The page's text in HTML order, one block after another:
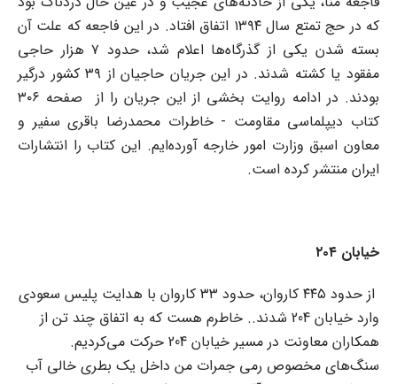
که در حج تمتع سال ۱۳۹۴ اتفاق افتاد. در این فاجعه که علت آن
بسته شدن یکی از گذرگاه‌ها اعلام شد، حدود ۷ هزار حاجی
مفقود یا کشته شدند. در این جریان حاجیان از ۳۹ کشور درگیر
بودند. در ادامه روایت بخشی از این جریان را از صفحه ۳۰۶
کتاب دیپلماسی مقاومت - خاطرات محمدرضا باقری سفیر و
معاون اسبق وزارت امور خارجه آورده‌ایم. این کتاب را انتشارات
ایران منتشر کرده است.
خیابان ۲۰۴
از حدود ۴۴۵ کاروان، حدود ۳۳ کاروان با هدایت پلیس سعودی
وارد خیابان 204 شدند.. خاطرم هست که به اتفاق چند تن از
همکاران معاونت در مسیر خیابان 204 حرکت می‌کردیم.
سنگ‌های مخصوص رمی جمرات من داخل یک بطری خالی آب